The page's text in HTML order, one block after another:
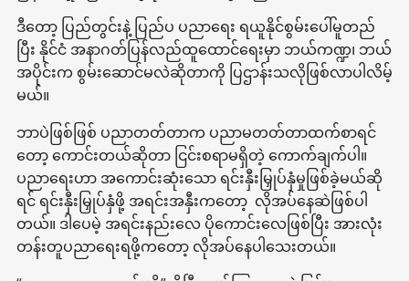
ဒီတော့ ပြည်တွင်းနဲ့ ပြည်ပ ပညာရေး ရယူနိုင်စွမ်းပေါ်မူတည်
ပြီး နိုင်ငံ အနာဂတ်ပြန်လည်ထူထောင်ရေးမှာ ဘယ်ကဏ္ဍ၊ ဘယ်
အပိုင်းက စွမ်းဆောင်မလဲဆိုတာကို ပြဌာန်းသလိုဖြစ်လာပါလိမ့်
မယ်။
ဘာပဲဖြစ်ဖြစ် ပညာတတ်တာက ပညာမတတ်တာထက်စာရင်
တော့ ကောင်းတယ်ဆိုတာ ငြင်းစရာမရှိတဲ့ ကောက်ချက်ပါ။
ပညာရေးဟာ အကောင်းဆုံးသော ရင်းနှီးမြှုပ်နှံမှုဖြစ်ခဲ့မယ်ဆို
ရင် ရင်းနှီးမြှုပ်နှံဖို့ အရင်းအနှီးကတော့ လိုအပ်နေဆဲဖြစ်ပါ
တယ်။ ဒါပေမဲ့ အရင်းနည်းလေ ပိုကောင်းလေဖြစ်ပြီး အားလုံး
တန်းတူပညာရေးရဖို့ကတော့ လိုအပ်နေပါသေးတယ်။